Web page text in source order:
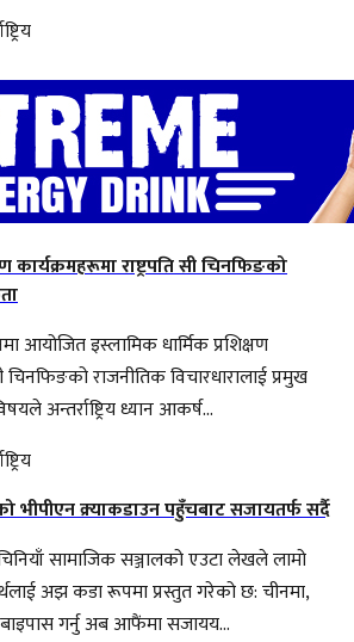
कार्यक्रमहरूमा राष्ट्रपति सी चिनफिङको
आयोजित इस्लामिक धार्मिक प्रशिक्षण
चिनफिङको राजनीतिक विचारधारालाई प्रमुख
अन्तर्राष्ट्रिय ध्यान आकर्ष...
भीपीएन क्र्याकडाउन पहुँचबाट सजायतर्फ सर्दै
सामाजिक सञ्जालको एउटा लेखले लामो
अझ कडा रूपमा प्रस्तुत गरेको छ: चीनमा,
गर्नु अब आफैंमा सजायय...